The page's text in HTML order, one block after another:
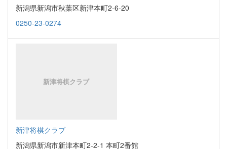
新潟県新潟市秋葉区新津本町2-6-20
0250-23-0274
新津将棋クラブ
新潟県新潟市新津本町2-2-1 本町2番館